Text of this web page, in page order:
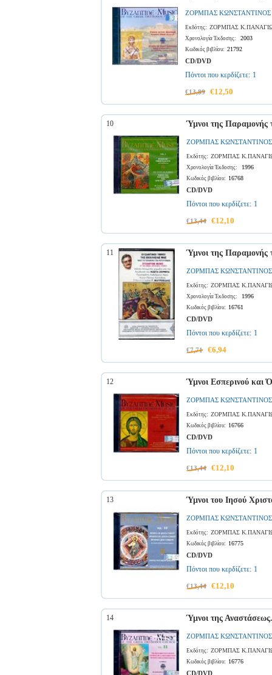
ΖΟΡΜΠΑΣ ΚΩΝΣΤΑΝΤΙΝΟΣ
Εκδότης: ΖΟΡΜΠΑΣ
Χρονολογία Έκδοσης: 2003
Κωδικός βιβλίου: 21792
CD/DVD
Πόντοι που κερδίζετε: 1
€13,89 €12,50
10 Ύμνοι της Παραμονής
ΖΟΡΜΠΑΣ ΚΩΝΣΤΑΝΤΙΝΟΣ
Εκδότης: ΖΟΡΜΠΑΣ
Χρονολογία Έκδοσης: 1996
Κωδικός βιβλίου: 16768
CD/DVD
Πόντοι που κερδίζετε: 1
€13,44 €12,10
11 Ύμνοι της Παραμονής
ΖΟΡΜΠΑΣ ΚΩΝΣΤΑΝΤΙΝΟΣ
Εκδότης: ΖΟΡΜΠΑΣ
Χρονολογία Έκδοσης: 1996
Κωδικός βιβλίου: 16761
CD/DVD
Πόντοι που κερδίζετε: 1
€7,71 €6,94
12 Ύμνοι Εσπερινού και
ΖΟΡΜΠΑΣ ΚΩΝΣΤΑΝΤΙΝΟΣ
Εκδότης: ΖΟΡΜΠΑΣ
Κωδικός βιβλίου: 16766
CD/DVD
Πόντοι που κερδίζετε: 1
€13,44 €12,10
13 Ύμνοι του Ιησού
ΖΟΡΜΠΑΣ ΚΩΝΣΤΑΝΤΙΝΟΣ
Εκδότης: ΖΟΡΜΠΑΣ
Κωδικός βιβλίου: 16775
CD/DVD
Πόντοι που κερδίζετε: 1
€13,44 €12,10
14 Ύμνοι της
ΖΟΡΜΠΑΣ ΚΩΝΣΤΑΝΤΙΝΟΣ
Εκδότης: ΖΟΡΜΠΑΣ
Κωδικός βιβλίου: 16776
CD/DVD